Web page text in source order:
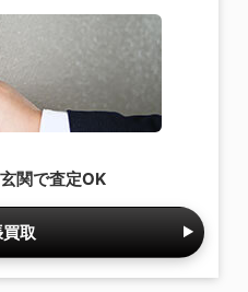
関で査定OK
取